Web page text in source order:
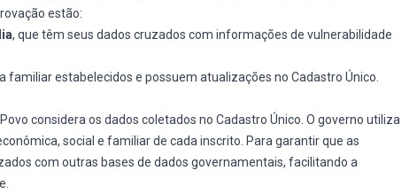
estão:
, que têm seus dados cruzados com informações de vulnerabilidade
familiar estabelecidos e possuem atualizações no Cadastro Único.
considera os dados coletados no Cadastro Único. O governo utiliza
social e familiar de cada inscrito. Para garantir que as
com outras bases de dados governamentais, facilitando a